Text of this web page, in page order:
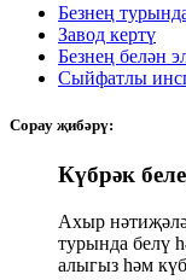
Безнең
Завод кертү
Безнең белән
Сыйфатлы
Сорау җибәрү:
Күбрәк
Ахыр
турында белү
алыгыз һәм